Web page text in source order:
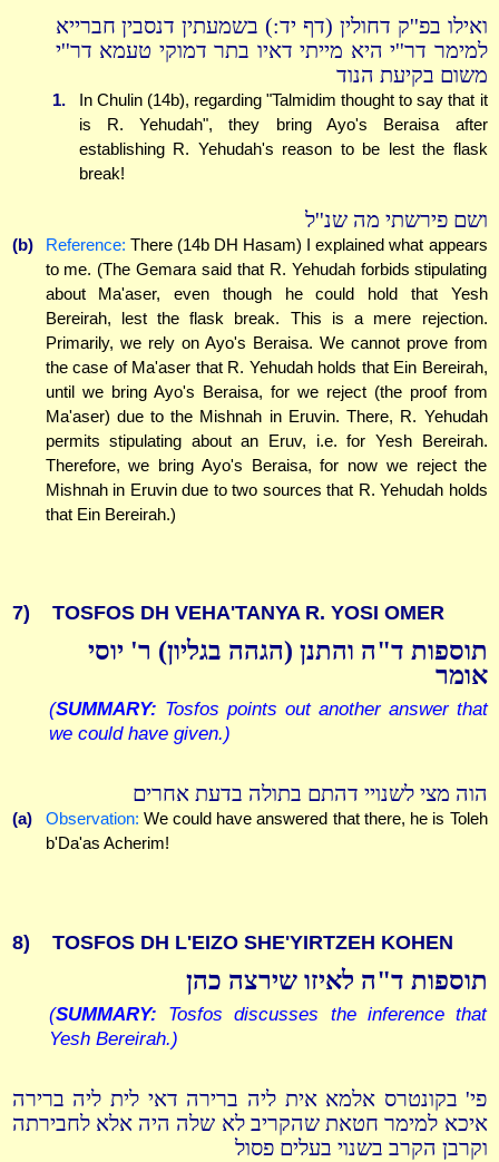
ואילו בפ''ק דחולין (דף יד:) בשמעתין דנסבין חברייא
למימר דר''י היא מייתי דאיו בתר דמוקי טעמא דר''י
משום בקיעת הנוד
1.
In Chulin (14b), regarding "Talmidim thought to say that it
is R. Yehudah", they bring Ayo's Beraisa after
establishing R. Yehudah's reason to be lest the flask
break!
ושם פירשתי מה שנ''ל
(b) Reference: There (14b DH Hasam) I explained what appears
to me. (The Gemara said that R. Yehudah forbids stipulating
about Ma'aser, even though he could hold that Yesh
Bereirah, lest the flask break. This is a mere rejection.
Primarily, we rely on Ayo's Beraisa. We cannot prove from
the case of Ma'aser that R. Yehudah holds that Ein Bereirah,
until we bring Ayo's Beraisa, for we reject (the proof from
Ma'aser) due to the Mishnah in Eruvin. There, R. Yehudah
permits stipulating about an Eruv, i.e. for Yesh Bereirah.
Therefore, we bring Ayo's Beraisa, for now we reject the
Mishnah in Eruvin due to two sources that R. Yehudah holds
that Ein Bereirah.)
7) TOSFOS DH VEHA'TANYA R. YOSI OMER
תוספות ד"ה והתנן (הגהה בגליון) ר' יוסי
אומר
(SUMMARY: Tosfos points out another answer that
we could have given.)
הוה מצי לשנויי דהתם בתולה בדעת אחרים
(a) Observation: We could have answered that there, he is Toleh
b'Da'as Acherim!
8) TOSFOS DH L'EIZO SHE'YIRTZEH KOHEN
תוספות ד"ה לאיזו שירצה כהן
(SUMMARY: Tosfos discusses the inference that
Yesh Bereirah.)
פי' בקונטרס אלמא אית ליה ברירה דאי לית ליה ברירה
איכא למימר חטאת שהקריב לא שלה היה אלא לחבירתה
וקרבן הקרב בשנוי בעלים פסול